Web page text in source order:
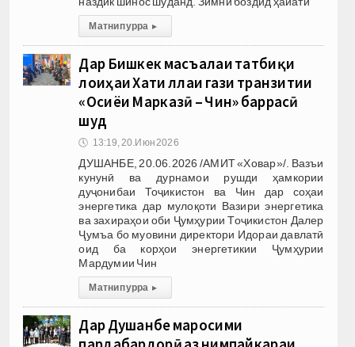
Матни пурра ▸
Дар Бишкек масъалаи татбиқи
лоиҳаи Хати лӯлаи гази транзитии
«Осиёи Марказӣ – Чин» баррасӣ
шуд
🕔 13:19, 20.Июн 2026
ДУШАНБЕ, 20.06.2026 /АМИТ «Ховар»/. Вазъи
кунунӣ ва дурнамои рушди ҳамкории
дуҷонибаи Тоҷикистон ва Чин дар соҳаи
энергетика дар мулоқоти Вазири энергетика
ва захираҳои оби Ҷумҳурии Тоҷикистон Далер
Ҷумъа бо муовини директори Идораи давлатӣ
оид ба корҳои энергетикии Ҷумҳурии
Мардумии Чин
Матни пурра ▸
Дар Душанбе маросими